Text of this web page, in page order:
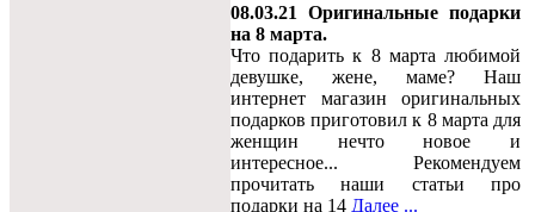
08.03.21 Оригинальные подарки
на 8 марта.
Что подарить к 8 марта любимой
девушке, жене, маме? Наш
интернет магазин оригинальных
подарков приготовил к 8 марта для
женщин нечто новое и
интересное... Рекомендуем
прочитать наши статьи про
подарки на 14 Далее ...